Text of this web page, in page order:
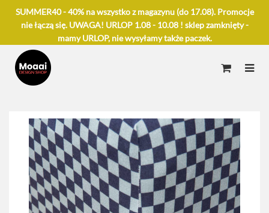
SUMMER40 - 40% na wszystko z magazynu (do 17.08). Promocje
nie łączą się. UWAGA! URLOP 1.08 - 10.08 ! sklep zamknięty -
mamy URLOP, nie wysyłamy także paczek.